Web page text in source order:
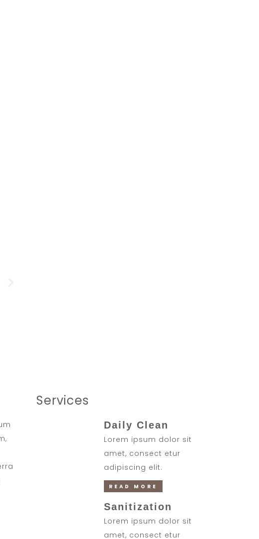
Services
Daily Clean
Lorem ipsum dolor sit
amet, consect etur
adipiscing elit.
READ MORE
Sanitization
Lorem ipsum dolor sit
amet, consect etur